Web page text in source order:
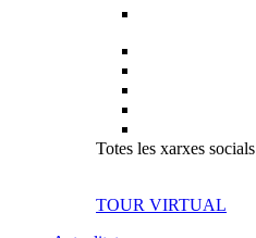
Totes les xarxes
TOUR VIRTUAL